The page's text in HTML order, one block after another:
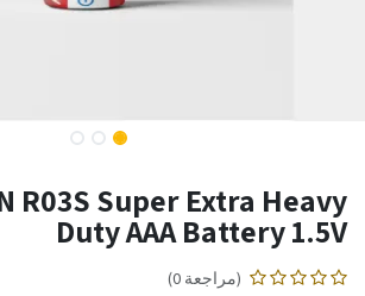
R03S Super Extra Heavy
Duty AAA Battery 1.5V
(مراجعة 0)